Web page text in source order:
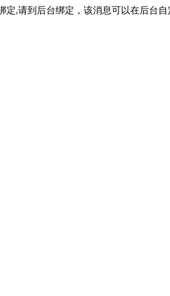
定,请到后台绑定，该消息可以在后台自